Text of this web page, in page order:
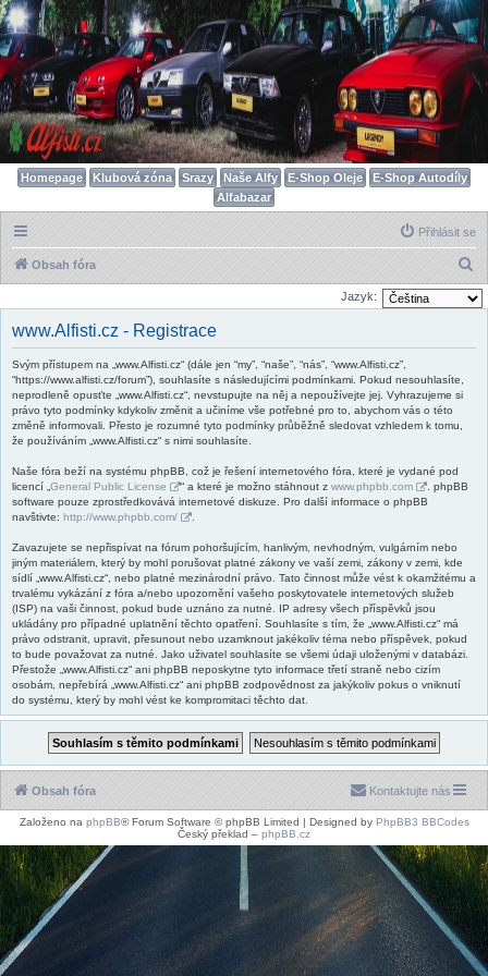
Homepage Klubová zóna Srazy Naše Alfy E-Shop Oleje
E-Shop Autodíly
Alfabazar
Přihlásit se
Obsah fóra
l
Jazyk:
www.Alfisti.cz - Registrace
Svým přístupem na „www.Alfisti.cz“ (dále jen “my”, “naše”, “nás”, “www.Alfisti.cz”,
“https://www.alfisti.cz/forum”), souhlasíte s následujícími podmínkami. Pokud nesouhlasíte,
neprodleně opusťte „www.Alfisti.cz“, nevstupujte na něj a nepoužívejte jej. Vyhrazujeme si
právo tyto podmínky kdykoliv změnit a učiníme vše potřebné pro to, abychom vás o této
změně informovali. Přesto je rozumné tyto podmínky průběžně sledovat vzhledem k tomu,
že používáním „www.Alfisti.cz“ s nimi souhlasíte.
Naše fóra beží na systému phpBB, což je řešení internetového fóra, které je vydané pod
licencí „ General Public License “ a které je možno stáhnout z www.phpbb.com
. phpBB
software pouze zprostředkovává internetové diskuze. Pro další informace o phpBB
navštivte: http://www.phpbb.com/
Zavazujete se nepřispívat na fórum pohoršujícím, hanlivým, nevhodným, vulgárním nebo
jiným materiálem, který by mohl porušovat platné zákony ve vaší zemi, zákony v zemi, kde
sídlí „www.Alfisti.cz“, nebo platné mezinárodní právo. Tato činnost může vést k okamžitému a
trvalému vykázání z fóra a/nebo upozornění vašeho poskytovatele internetových služeb
(ISP) na vaši činnost, pokud bude uznáno za nutné. IP adresy všech příspěvků jsou
ukládány pro případné uplatnění těchto opatření. Souhlasíte s tím, že „www.Alfisti.cz“ má
právo odstranit, upravit, přesunout nebo uzamknout jakékoliv téma nebo příspěvek, pokud
to bude považovat za nutné. Jako uživatel souhlasíte se všemi údaji uloženými v databázi.
Přestože „www.Alfisti.cz“ ani phpBB neposkytne tyto informace třetí straně nebo cizím
osobám, nepřebírá „www.Alfisti.cz“ ani phpBB zodpovědnost za jakýkoliv pokus o vniknutí
do systému, který by mohl vést ke kompromitaci těchto dat.
Obsah fóra Kontaktujte nás
Založeno na phpBB® Forum Software © phpBB Limited | Designed by PhpBB3 BBCodes
Český překlad – phpBB.cz